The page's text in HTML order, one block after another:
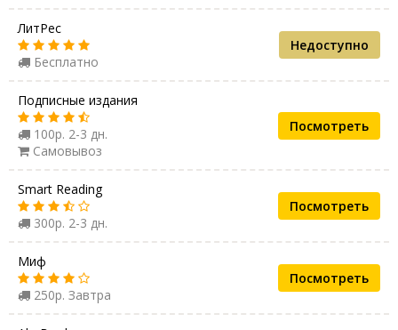
ЛитРес
Бесплатно
Недоступно
Подписные издания
100р. 2-3 дн.
Самовывоз
Посмотреть
Smart Reading
300р. 2-3 дн.
Посмотреть
Миф
250р. Завтра
Посмотреть